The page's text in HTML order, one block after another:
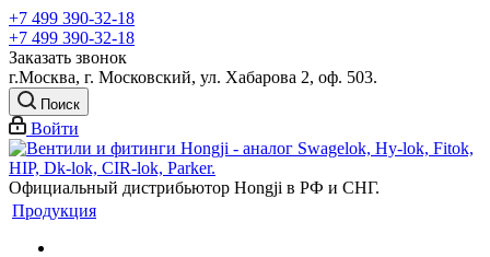
+7 499 390-32-18
+7 499 390-32-18
Заказать звонок
г.Москва, г. Московский, ул. Хабарова 2, оф. 503.
Поиск
Войти
Официальный дистрибьютор Hongji в РФ и СНГ.
Продукция